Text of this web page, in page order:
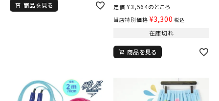
商品を見る 定価 ¥3,564のところ
当店特別価格 ¥3,300 税込
在庫切れ
商品を見る